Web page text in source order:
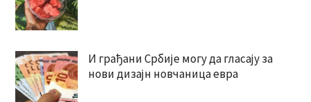
И грађани Србије могу да гласају за
нови дизајн новчаница евра